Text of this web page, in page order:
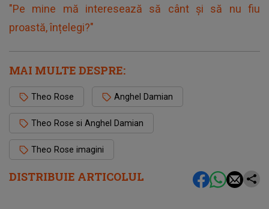
DISTRIBUIE ARTICOLUL
"Pe mine mă interesează să cânt și să nu fiu
proastă, înțelegi?"
MAI MULTE DESPRE:
Theo Rose Anghel Damian
Theo Rose si Anghel Damian
Theo Rose imagini